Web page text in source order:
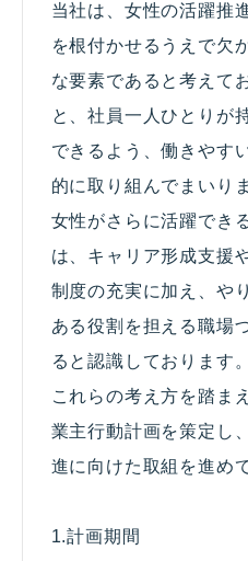
当社は、女性の活躍推
を根付かせるうえで欠
な要素であると考えて
と、社員一人ひとりが
できるよう、働きやす
的に取り組んでまいり
女性がさらに活躍でき
は、キャリア形成支援
制度の充実に加え、や
ある役割を担える職場
ると認識しております。
これらの考え方を踏ま
業主行動計画を策定し
進に向けた取組を進め
1.計画期間